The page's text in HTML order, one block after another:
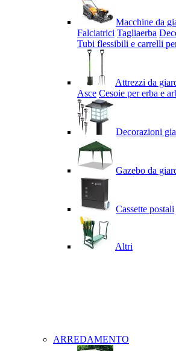
Macchine da
Falciatrici Tagliaerba
Tubi flessibili e carrelli
Attrezzi da
Asce Cesoie per erba e
Decorazioni
Gazebo da
Cassette postali
Altri
ARREDAMENTO